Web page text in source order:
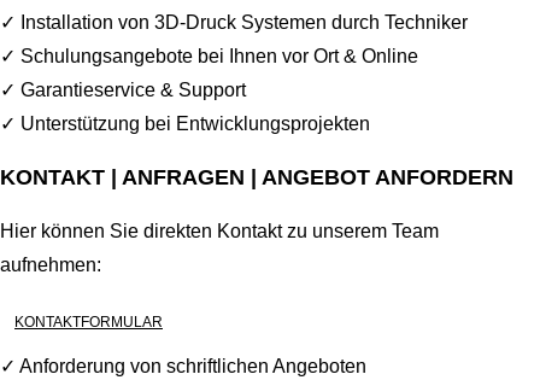
✓ Installation von 3D-Druck Systemen durch Techniker
✓ Schulungsangebote bei Ihnen vor Ort & Online
✓ Garantieservice & Support
✓ Unterstützung bei Entwicklungsprojekten
KONTAKT | ANFRAGEN | ANGEBOT ANFORDERN
Hier können Sie direkten Kontakt zu unserem Team
aufnehmen:
KONTAKTFORMULAR
✓ Anforderung von schriftlichen Angeboten